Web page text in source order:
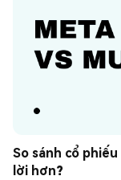
So sánh cổ
lời hơn?